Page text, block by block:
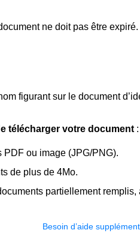
ne doit pas être
figurant sur le document
télécharger votre document :
PDF ou image (JPG/PNG).
de plus de 4Mo.
partiellement
Besoin d’aide